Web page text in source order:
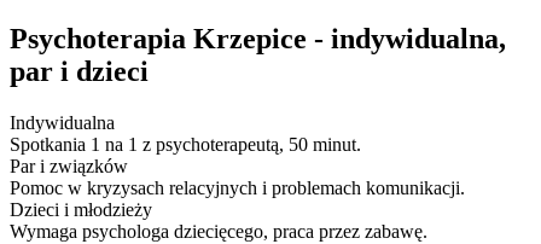
Psychoterapia Krzepice - indywidualna,
par i dzieci
Indywidualna
Spotkania 1 na 1 z psychoterapeutą, 50 minut.
Par i związków
Pomoc w kryzysach relacyjnych i problemach komunikacji.
Dzieci i młodzieży
Wymaga psychologa dziecięcego, praca przez zabawę.